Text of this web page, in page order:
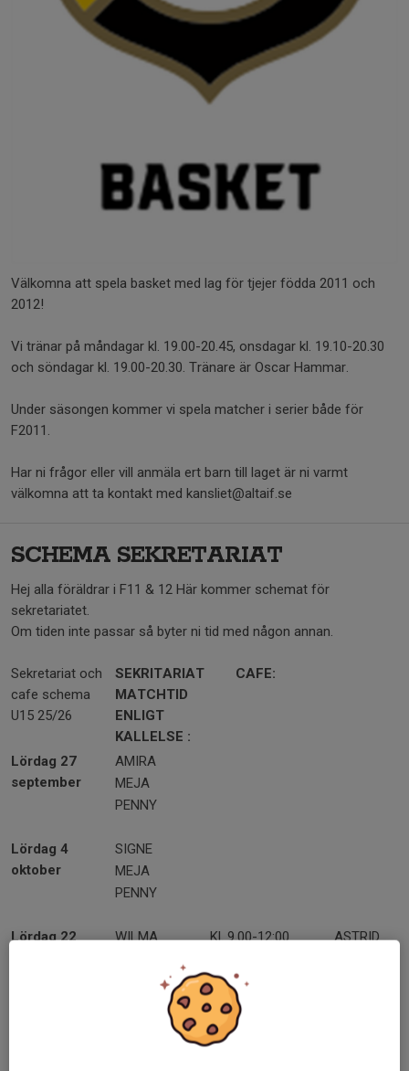
Välkomna att spela basket med lag för tjejer födda 2011 och
2012!
Vi tränar på måndagar kl. 19.00-20.45, onsdagar kl. 19.10-20.30
och söndagar kl. 19.00-20.30. Tränare är Oscar Hammar.
Under säsongen kommer vi spela matcher i serier både för
F2011.
Har ni frågor eller vill anmäla ert barn till laget är ni varmt
välkomna att ta kontakt med kansliet@altaif.se
SCHEMA SEKRETARIAT
Hej alla föräldrar i F11 & 12 Här kommer schemat för
sekretariatet.
Om tiden inte passar så byter ni tid med någon annan.
Sekretariat och
cafe schema
U15 25/26
SEKRITARIAT
MATCHTID
ENLIGT
KALLELSE :
CAFE:
Lördag 27
september
AMIRA
MEJA
PENNY
Lördag 4
oktober
SIGNE
MEJA
PENNY
Lördag 22
WILMA Kl. 9.00-12:00
ASTRID